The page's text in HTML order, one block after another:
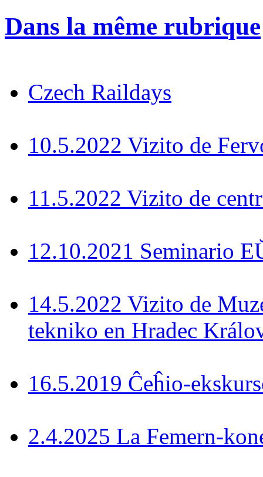
Dans la même rubrique
Czech Raildays
10.5.2022 Vizito de
11.5.2022 Vizito de
12.10.2021 Seminario
14.5.2022 Vizito de
tekniko en Hradec
16.5.2019 Ĉeĥio-
2.4.2025 La Femern-